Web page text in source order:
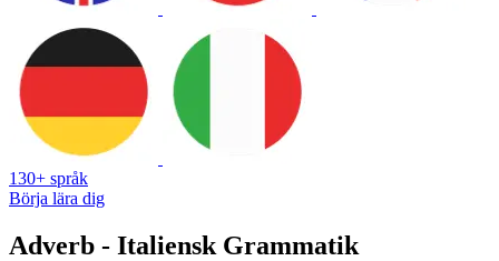
130+ språk
Börja lära dig
Adverb - Italiensk Grammatik